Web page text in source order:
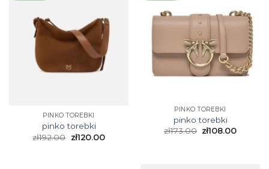
PINKO TOREBKI
pinko torebki
zł192.00 zł120.00
PINKO TOREBKI
pinko torebki
zł173.00 zł108.00